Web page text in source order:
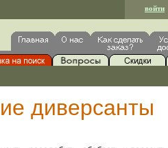
войти
диверсанты